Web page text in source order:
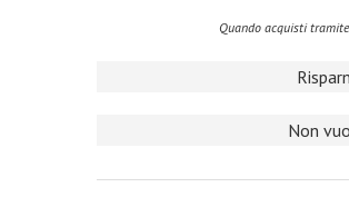
Quando acquisti
Non